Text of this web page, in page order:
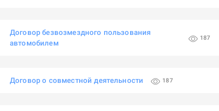
Договор безвозмездного пользования
автомобилем
187
Договор о совместной деятельности 187